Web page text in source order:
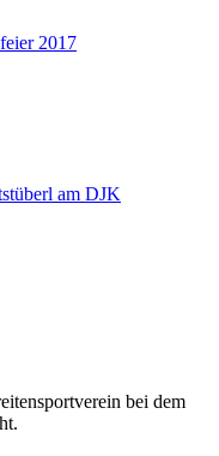
2017
am DJK
bei dem